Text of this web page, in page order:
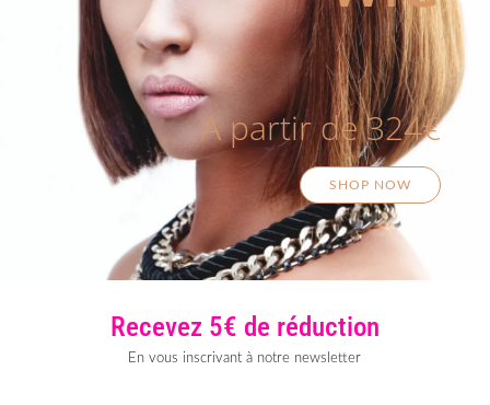
A partir de 324€
SHOP NOW
Recevez 5€ de réduction
En vous inscrivant à notre newsletter